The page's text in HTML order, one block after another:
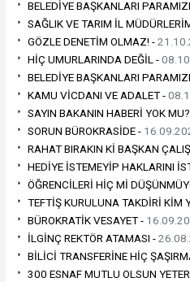
BELEDİYE BAŞKANLARI
SAĞLIK VE TARIM İL
GÖZLE DENETİM OLMAZ! -
HİÇ UMURLARINDA DEĞİL -
BELEDİYE BAŞKANLARI
KAMU VİCDANI VE ADALET -
SAYIN BAKANIN HABERİ YOK
SORUN BÜROKRASİDE -
RAHAT BIRAKIN Kİ BAŞKAN
HEDİYE İSTEMEYİP HAKLARINI
ÖĞRENCİLERİ HİÇ Mİ
TEFTİŞ KURULUNA TAKDİRİ KİM
BÜROKRATİK VESAYET -
İLGİNÇ REKTÖR ATAMASI -
BİLİCİ TRANSFERİNE HİÇ
300 ESNAF MUTLU OLSUN